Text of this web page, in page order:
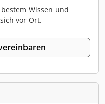
Wissen und
vor Ort.